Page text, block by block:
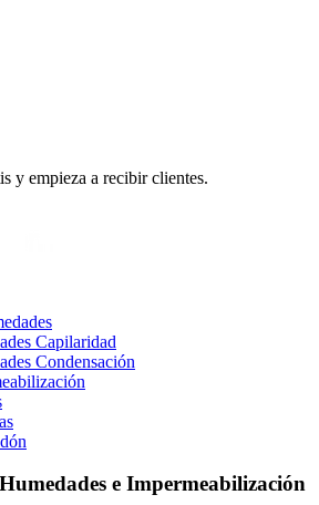
y empieza a recibir clientes.
Capilaridad
Condensación
e Impermeabilización